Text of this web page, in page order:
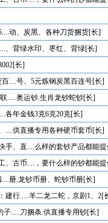
动、炭黑、各种刀货捆货[长]
、背绿水印、枣红、背绿[长]
长]
....号、5元炼钢炭黑百连号[长]
.....奥运钞.生肖龙钞蛇钞[长]
各年金钱3克6克20克[长]
....供直播专用各种硬币套币[长]
手、直....么样的套钞产品都能
、古币....，要什么样的钞都能
册.龙钞币册、蛇钞币册[长]
建行.....羊二龙二蛇，京剧1、2[
.....刀捆条.供直播专用钞[长]